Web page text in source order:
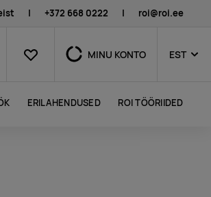
| +372 668 0222 | roi@roi.ee
Lemmikud MINU KONTO EST
ERILAHENDUSED ROI TÖÖRIIDED